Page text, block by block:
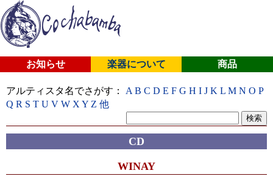
お知らせ 楽器について 商品
アルティスタ名でさがす： A B C D E F G H I J K L M N O P
Q R S T U V W X Y Z 他
CD
WINAY